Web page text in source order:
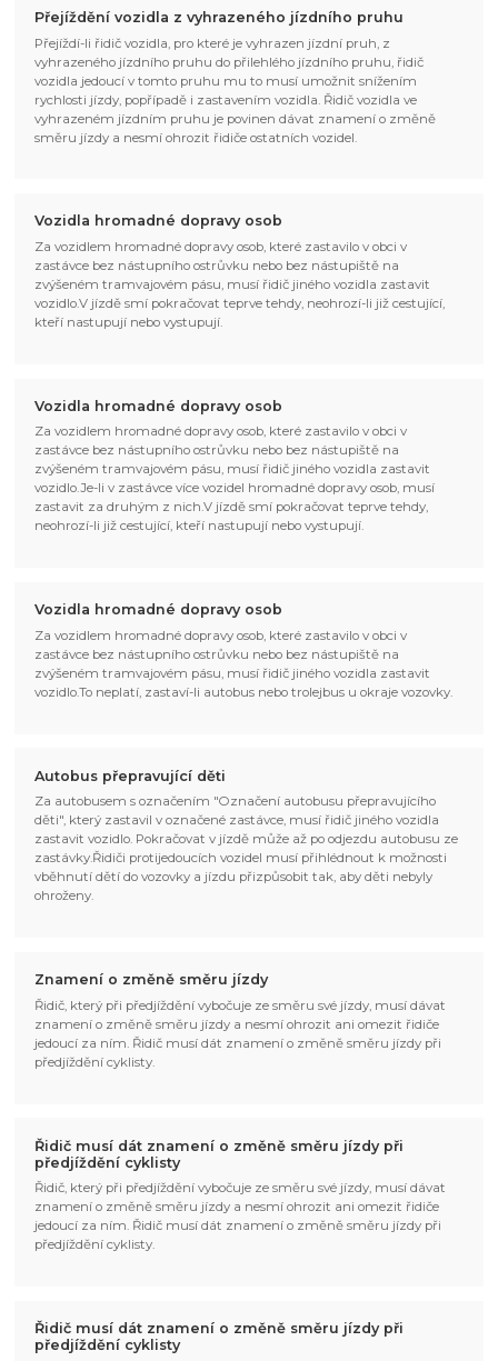
Přejíždění vozidla z vyhrazeného jízdního pruhu
Přejíždí-li řidič vozidla, pro které je vyhrazen jízdní pruh, z
vyhrazeného jízdního pruhu do přilehlého jízdního pruhu, řidič
vozidla jedoucí v tomto pruhu mu to musí umožnit snížením
rychlosti jízdy, popřípadě i zastavením vozidla. Řidič vozidla ve
vyhrazeném jízdním pruhu je povinen dávat znamení o změně
směru jízdy a nesmí ohrozit řidiče ostatních vozidel.
Vozidla hromadné dopravy osob
Za vozidlem hromadné dopravy osob, které zastavilo v obci v
zastávce bez nástupního ostrůvku nebo bez nástupiště na
zvýšeném tramvajovém pásu, musí řidič jiného vozidla zastavit
vozidlo.V jízdě smí pokračovat teprve tehdy, neohrozí-li již cestující,
kteří nastupují nebo vystupují.
Vozidla hromadné dopravy osob
Za vozidlem hromadné dopravy osob, které zastavilo v obci v
zastávce bez nástupního ostrůvku nebo bez nástupiště na
zvýšeném tramvajovém pásu, musí řidič jiného vozidla zastavit
vozidlo.Je-li v zastávce více vozidel hromadné dopravy osob, musí
zastavit za druhým z nich.V jízdě smí pokračovat teprve tehdy,
neohrozí-li již cestující, kteří nastupují nebo vystupují.
Vozidla hromadné dopravy osob
Za vozidlem hromadné dopravy osob, které zastavilo v obci v
zastávce bez nástupního ostrůvku nebo bez nástupiště na
zvýšeném tramvajovém pásu, musí řidič jiného vozidla zastavit
vozidlo.To neplatí, zastaví-li autobus nebo trolejbus u okraje vozovky.
Autobus přepravující děti
Za autobusem s označením "Označení autobusu přepravujícího
děti", který zastavil v označené zastávce, musí řidič jiného vozidla
zastavit vozidlo. Pokračovat v jízdě může až po odjezdu autobusu ze
zastávky.Řidiči protijedoucích vozidel musí přihlédnout k možnosti
vběhnutí dětí do vozovky a jízdu přizpůsobit tak, aby děti nebyly
ohroženy.
Znamení o změně směru jízdy
Řidič, který při předjíždění vybočuje ze směru své jízdy, musí dávat
znamení o změně směru jízdy a nesmí ohrozit ani omezit řidiče
jedoucí za ním. Řidič musí dát znamení o změně směru jízdy při
předjíždění cyklisty.
Řidič musí dát znamení o změně směru jízdy při
předjíždění cyklisty
Řidič, který při předjíždění vybočuje ze směru své jízdy, musí dávat
znamení o změně směru jízdy a nesmí ohrozit ani omezit řidiče
jedoucí za ním. Řidič musí dát znamení o změně směru jízdy při
předjíždění cyklisty.
Řidič musí dát znamení o změně směru jízdy při
předjíždění cyklisty